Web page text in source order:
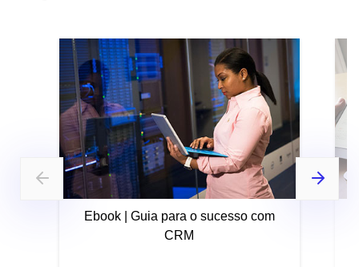
Ebook | Guia para o sucesso com
CRM